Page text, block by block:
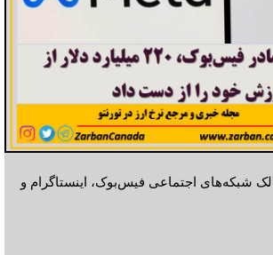
شبکه‌های اجتماعی فیس‌بوک، اینستاگرام و